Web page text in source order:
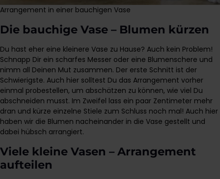
Arrangement in einer bauchigen Vase
Die bauchige Vase – Blumen kürzen
Du hast eher eine kleinere Vase zu Hause? Auch kein Problem!
Schnapp Dir ein scharfes Messer oder eine Blumenschere und
nimm all Deinen Mut zusammen. Der erste Schnitt ist der
Schwierigste. Auch hier solltest Du das Arrangement vorher
einmal probestellen, um abschätzen zu können, wie viel Du
abschneiden musst. Im Zweifel lass ein paar Zentimeter mehr
dran und kürze einzelne Stiele zum Schluss noch mal! Auch hier
haben wir die Blumen nacheinander in die Vase gestellt und
dabei hübsch arrangiert.
Viele kleine Vasen – Arrangement
aufteilen